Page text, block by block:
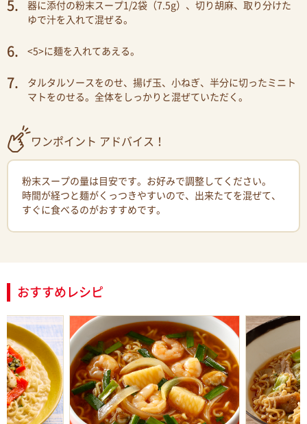
器に添付の粉末スープ1/2袋（7.5g）、切り胡麻、取り分けた
ゆで汁を入れて混ぜる。
<5>に麺を入れてあえる。
タルタルソースをのせ、揚げ玉、小ねぎ、半分に切ったミニト
マトをのせる。全体をしっかりと混ぜていただく。
ワンポイント アドバイス！
粉末スープの量は目安です。お好みで調整してください。
時間が経つと麺がくっつきやすいので、出来たてを混ぜて、
すぐに食べるのがおすすめです。
おすすめレシピ